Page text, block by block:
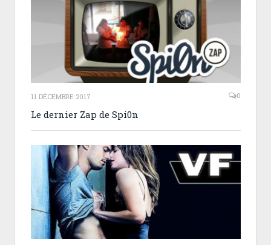
11 DÉCEMBRE 2017 0
Le dernier Zap de Spi0n